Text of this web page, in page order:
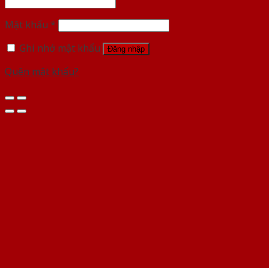
Mật khẩu *
Ghi nhớ mật khẩu
Đăng nhập
Quên mật khẩu?